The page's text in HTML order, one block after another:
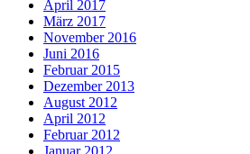
April 2017
März 2017
November 2016
Juni 2016
Februar 2015
Dezember 2013
August 2012
April 2012
Februar 2012